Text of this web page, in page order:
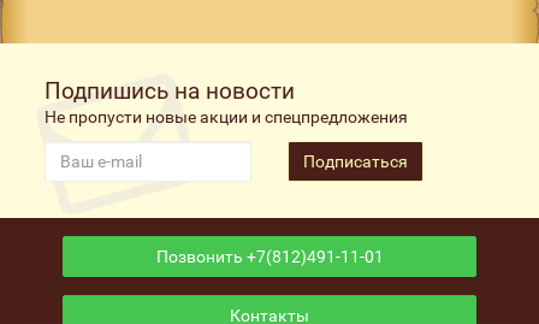
Подпишись на новости
Не пропусти новые акции и спецпредложения
Подписаться
Позвонить +7(812)491-11-01
Контакты